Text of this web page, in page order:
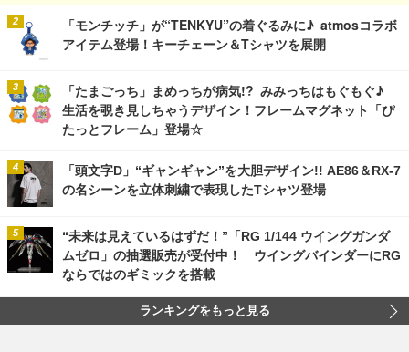
「モンチッチ」が“TENKYU”の着ぐるみに♪ atmosコラボ
アイテム登場！キーチェーン＆Tシャツを展開
「たまごっち」まめっちが病気!? みみっちはもぐもぐ♪
生活を覗き見しちゃうデザイン！フレームマグネット「ぴ
たっとフレーム」登場☆
「頭文字D」“ギャンギャン”を大胆デザイン!! AE86＆RX-7
の名シーンを立体刺繍で表現したTシャツ登場
“未来は見えているはずだ！”「RG 1/144 ウイングガンダ
ムゼロ」の抽選販売が受付中！ ウイングバインダーにRG
ならではのギミックを搭載
ランキングをもっと見る